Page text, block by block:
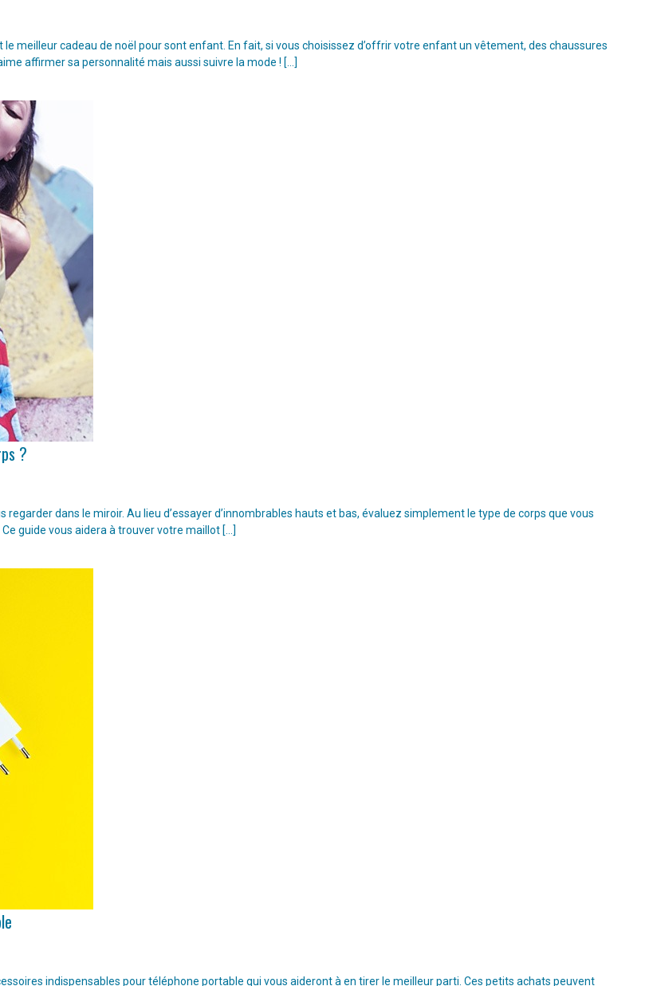
meilleur cadeau de noël pour sont enfant. En fait, si vous choisissez d’offrir votre enfant un vêtement, des chaussures
affirmer sa personnalité mais aussi suivre la mode ! […]
?
dans le miroir. Au lieu d’essayer d’innombrables hauts et bas, évaluez simplement le type de corps que vous
guide vous aidera à trouver votre maillot […]
indispensables pour téléphone portable qui vous aideront à en tirer le meilleur parti. Ces petits achats peuvent